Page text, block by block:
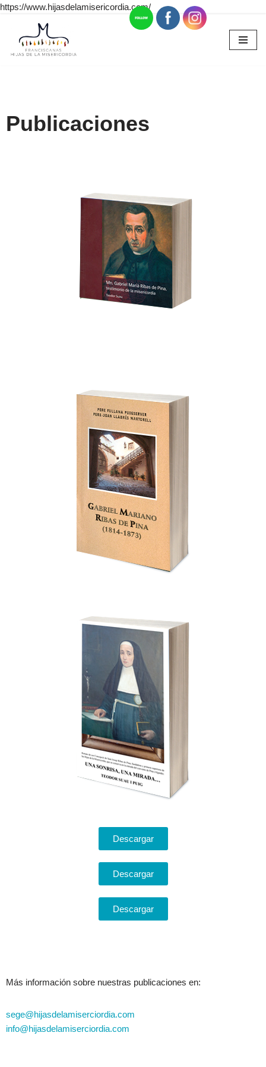
https://www.hijasdelamisericordia.com/
Saltar
Publicaciones
Descargar
Descargar
Descargar
Más información sobre nuestras publicaciones en:
sege@hijasdelamiserciordia.com
info@hijasdelamiserciordia.com